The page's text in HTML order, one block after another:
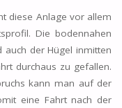
diese Anlage vor allem
Die bodennahen
auch der Hügel inmitten
durchaus zu gefallen.
kann man auf der
eine Fahrt nach der